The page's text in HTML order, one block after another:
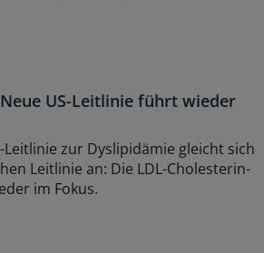
US-Leitlinie führt wieder
zur Dyslipidämie gleicht sich
Leitlinie an: Die LDL-Cholesterin-
im Fokus.